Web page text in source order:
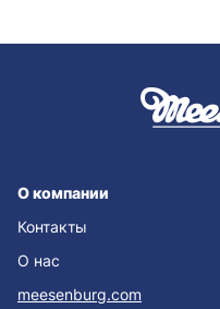
О компании
Контакты
О нас
meesenburg.com